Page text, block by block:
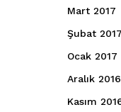
Mart 2017
Şubat 2017
Ocak 2017
Aralık 2016
Kasım